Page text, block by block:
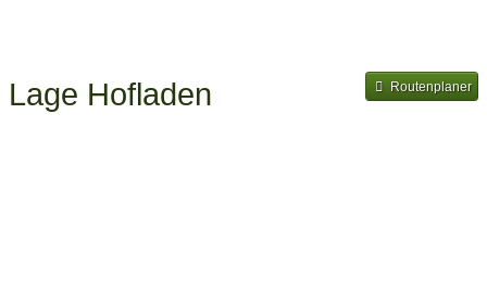
Lage Hofladen Routenplaner